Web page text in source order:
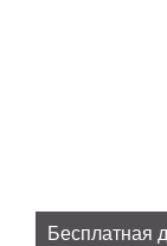
Бесплатная